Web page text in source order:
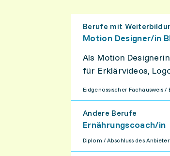
Berufe mit
Motion Designer/​in
Als Motion
für Erklärvideos,
Eidgenössischer Fachausweis /
Andere Berufe
Ernährungscoach/​in
Diplom / Abschluss des